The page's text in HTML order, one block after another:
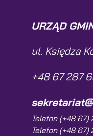
URZĄD
ul. Księdza
+48 67 287
Telefon (+48 67)
Telefon (+48 67)